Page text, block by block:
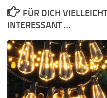
FÜR DICH
INTERESSANT …